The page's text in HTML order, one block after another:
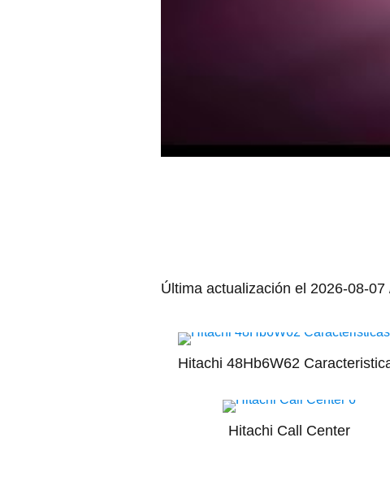
Última actualización el 2026-08-
Hitachi 48Hb6W62
Hitachi Call Center